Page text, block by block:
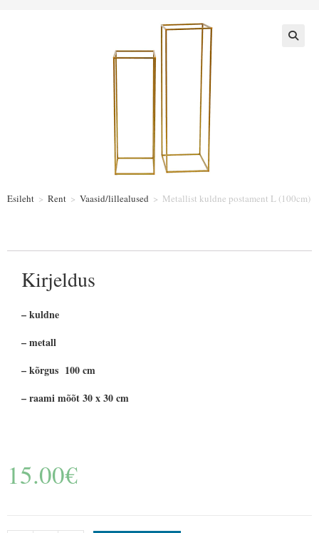
Esileht > Rent > Vaasid/lillealused > Metallist kuldne postament L (100cm)
Kirjeldus
– kuldne
– metall
– kõrgus 100 cm
– raami mõõt 30 x 30 cm
15.00€